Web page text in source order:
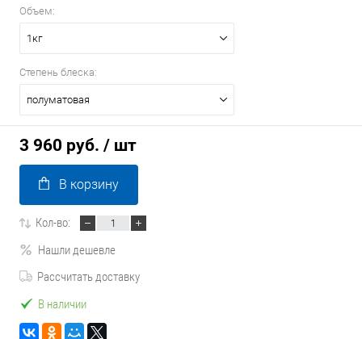
Объем:
1кг
Степень блеска:
полуматовая
3 960 руб. / шт
В корзину
Кол-во:
Нашли дешевле
Рассчитать доставку
В наличии